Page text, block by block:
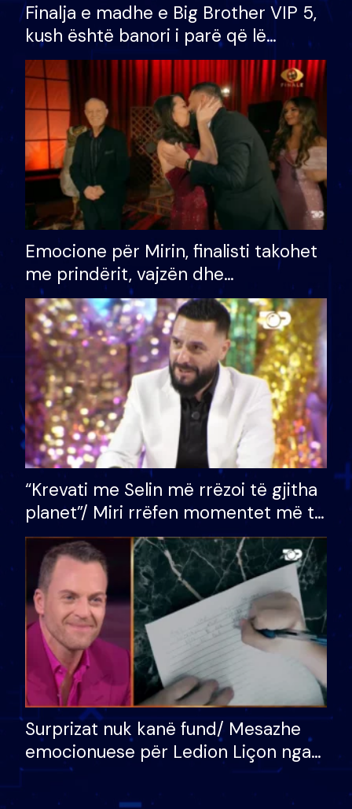
Finalja e madhe e Big Brother VIP 5,
kush është banori i parë që lë
shtëpinë dhe humb mundësinë për
të fituar çmimin e madh
Emocione për Mirin, finalisti takohet
me prindërit, vajzën dhe
bashkëshorten: S’kemi ndonjë letër
divorci apo jo?
“Krevati me Selin më rrëzoi të gjitha
planet”/ Miri rrëfen momentet më të
bukura në shtëpinë e BB VIP: Do më
mungojë zilja e mëngjesit kur…
Surprizat nuk kanë fund/ Mesazhe
emocionuese për Ledion Liçon nga
nëna dhe fëmijët e tij, moderatori
nuk i mban dot lotët: Nuk meritoj…